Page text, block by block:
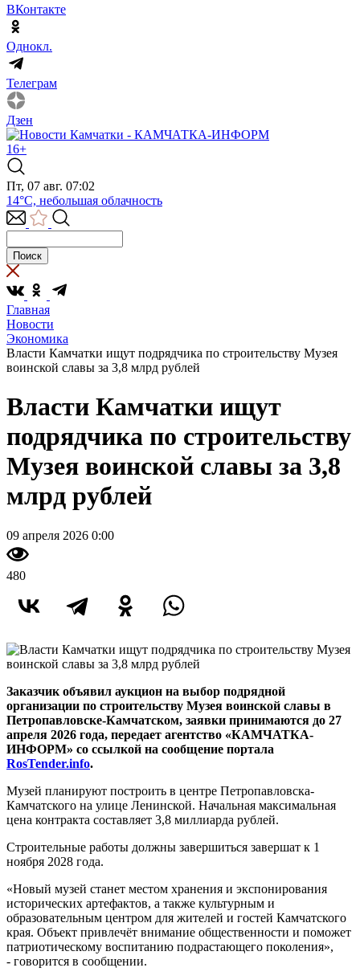
ВКонтакте
Однокл.
Телеграм
Дзен
16+
Пт, 07 авг. 07:02
14°C, небольшая облачность
Главная
Новости
Экономика
Власти Камчатки ищут подрядчика по строительству Музея
воинской славы за 3,8 млрд рублей
Власти Камчатки ищут
подрядчика по строительству
Музея воинской славы за 3,8
млрд рублей
09 апреля 2026 0:00
480
Заказчик объявил аукцион на выбор подрядной
организации по строительству Музея воинской славы в
Петропавловске-Камчатском, заявки принимаются до 27
апреля 2026 года, передает агентство «КАМЧАТКА-
ИНФОРМ» со ссылкой на сообщение портала
RosTender.info.
Музей планируют построить в центре Петропавловска-
Камчатского на улице Ленинской. Начальная максимальная
цена контракта составляет 3,8 миллиарда рублей.
Строительные работы должны завершиться завершат к 1
ноября 2028 года.
«Новый музей станет местом хранения и экспонирования
исторических артефактов, а также культурным и
образовательным центром для жителей и гостей Камчатского
края. Объект привлечёт внимание общественности и поможет
патриотическому воспитанию подрастающего поколения»,
- говорится в сообщении.